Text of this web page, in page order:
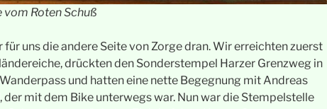
vom Roten Schuß
für uns die andere Seite von Zorge dran. Wir erreichten zuerst
drückten den Sonderstempel Harzer Grenzweg in
und hatten eine nette Begegnung mit Andreas
der mit dem Bike unterwegs war. Nun war die Stempelstelle